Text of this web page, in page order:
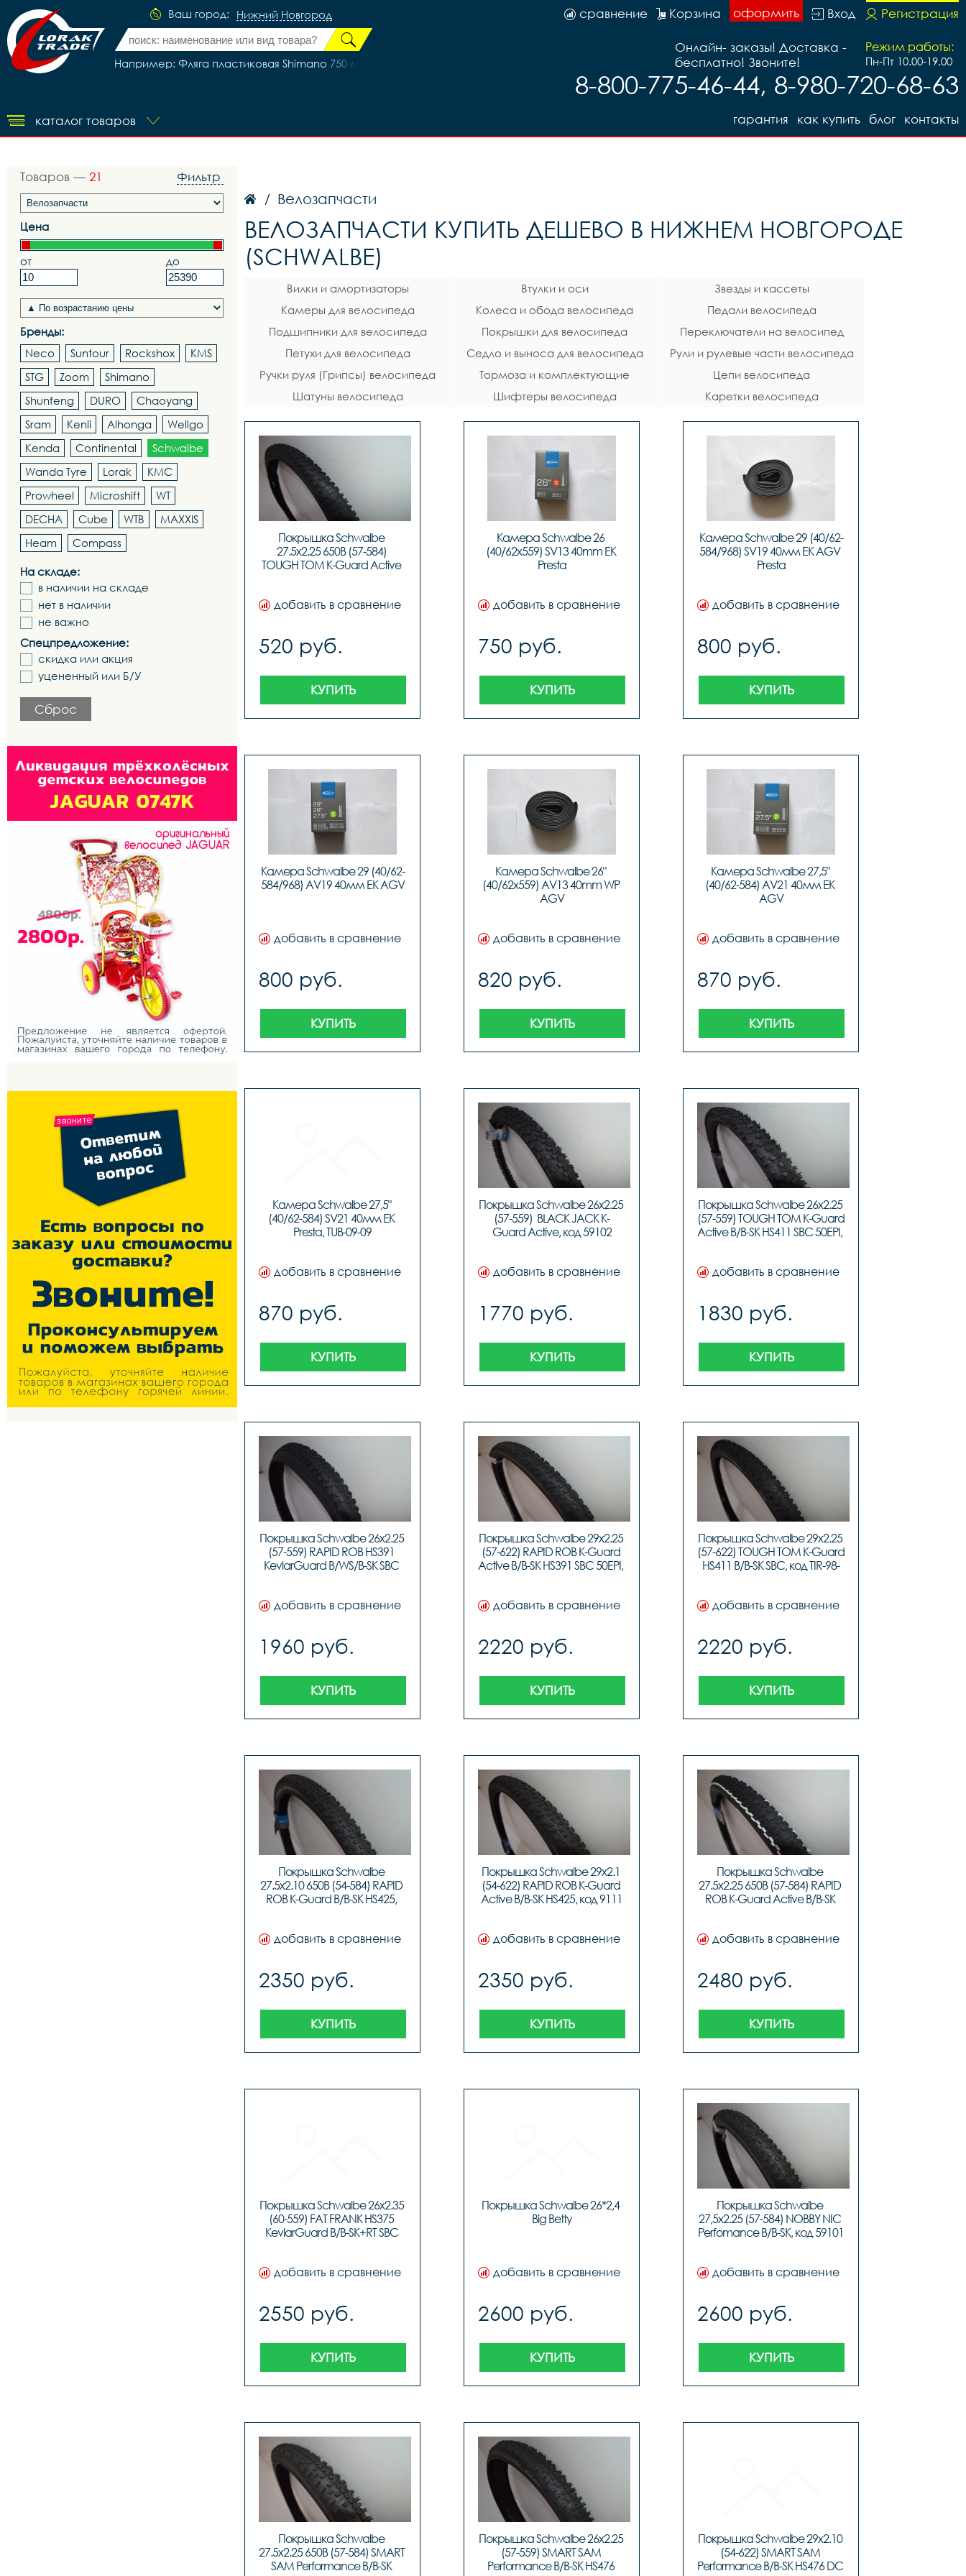
Ваш город: Нижний Новгород
Например: Фляга пластиковая Shimano 750 мл. 3234081-102, код 93101
Регистрация
Вход
оформить
Корзина
сравнение
Режим работы:
Пн-Пт 10.00-19.00
Онлайн- заказы! Доставка -
бесплатно! Звоните!
8-800-775-46-44, 8-980-720-68-63
каталог товаров контакты
блог
как купить
гарантия
Товаров — 21 Фильтр
Цена
от до
Бренды:
Neco
Suntour Rockshox
KMS
STG
Zoom
Shimano
Shunfeng
DURO
Chaoyang
Sram
Kenli Alhonga
Wellgo
Kenda
Continental
Schwalbe
Wanda Tyre
Lorak
KMC
Prowheel
Microshift
WT
DECHA
Cube WTB
MAXXIS
Heam
Compass
На складе:
в наличии на складе
нет в наличии
не важно
Спецпредложение:
скидка или акция
уцененный или Б/У
Сброс
/ Велозапчасти
ВЕЛОЗАПЧАСТИ КУПИТЬ ДЕШЕВО В НИЖНЕМ НОВГОРОДЕ
(SCHWALBE)
Вилки и амортизаторы Втулки и оси
Звезды и кассеты
Камеры для велосипеда
Колеса и обода велосипеда
Педали велосипеда
Подшипники для велосипеда
Покрышки для велосипеда
Переключатели на велосипед
Петухи для велосипеда
Седло и выноса для велосипеда
Рули и рулевые части велосипеда
Ручки руля (Грипсы) велосипеда
Тормоза и комплектующие
велосипеда
Цепи велосипеда
Шатуны велосипеда
Шифтеры велосипеда Каретки велосипеда
Покрышка Schwalbe
27.5x2.25 650B (57-584)
TOUGH TOM K-Guard Active
добавить в сравнение
520 руб.
КУПИТЬ
Камера Schwalbe 26
(40/62x559) SV13 40mm EK
Presta
добавить в сравнение
750 руб.
КУПИТЬ
Камера Schwalbe 29 (40/62-
584/968) SV19 40мм EK AGV
Presta
добавить в сравнение
800 руб.
КУПИТЬ
Камера Schwalbe 29 (40/62-
584/968) AV19 40мм EK AGV
добавить в сравнение
800 руб.
КУПИТЬ
Камера Schwalbe 26"
(40/62x559) AV13 40mm WP
AGV
добавить в сравнение
820 руб.
КУПИТЬ
Камера Schwalbe 27,5"
(40/62-584) AV21 40мм EK
AGV
добавить в сравнение
870 руб.
КУПИТЬ
Камера Schwalbe 27,5"
(40/62-584) SV21 40мм EK
Presta, TUB-09-09
добавить в сравнение
870 руб.
КУПИТЬ
Покрышка Schwalbe 26x2.25
(57-559)  BLACK JACK K-
Guard Active, код 59102
добавить в сравнение
1770 руб.
КУПИТЬ
Покрышка Schwalbe 26x2.25
(57-559) TOUGH TOM K-Guard
Active B/B-SK HS411 SBC 50EPI,
добавить в сравнение
1830 руб.
КУПИТЬ
Покрышка Schwalbe 26x2.25
(57-559) RAPID ROB HS391
KevlarGuard B/WS/B-SK SBC
добавить в сравнение
1960 руб.
КУПИТЬ
Покрышка Schwalbe 29x2.25
(57-622) RAPID ROB K-Guard
Active B/B-SK HS391 SBC 50EPI,
добавить в сравнение
2220 руб.
КУПИТЬ
Покрышка Schwalbe 29x2.25
(57-622) TOUGH TOM K-Guard
HS411 B/B-SK SBC, код TIR-98-
добавить в сравнение
2220 руб.
КУПИТЬ
Покрышка Schwalbe
27.5x2.10 650B (54-584) RAPID
ROB K-Guard B/B-SK HS425,
добавить в сравнение
2350 руб.
КУПИТЬ
Покрышка Schwalbe 29x2.1
(54-622) RAPID ROB K-Guard
Active B/B-SK HS425, код 9111
добавить в сравнение
2350 руб.
КУПИТЬ
Покрышка Schwalbe
27.5x2.25 650B (57-584) RAPID
ROB K-Guard Active B/B-SK
добавить в сравнение
2480 руб.
КУПИТЬ
Покрышка Schwalbe 26x2.35
(60-559) FAT FRANK HS375
KevlarGuard B/B-SK+RT SBC
добавить в сравнение
2550 руб.
КУПИТЬ
Покрышка Schwalbe 26*2,4
Big Betty
добавить в сравнение
2600 руб.
КУПИТЬ
Покрышка Schwalbe
27,5x2.25 (57-584) NOBBY NIC
Perfomance B/B-SK, код 59101
добавить в сравнение
2600 руб.
КУПИТЬ
Покрышка Schwalbe
27.5x2.25 650B (57-584) SMART
SAM Performance B/B-SK
Покрышка Schwalbe 26x2.25
(57-559) SMART SAM
Performance B/B-SK HS476
Покрышка Schwalbe 29x2.10
(54-622) SMART SAM
Performance B/B-SK HS476 DC